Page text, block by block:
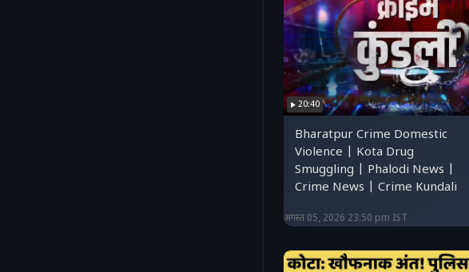
20:40
Bharatpur Crime Domestic
Violence | Kota Drug
Smuggling | Phalodi News |
Crime News | Crime Kundali
अगस्त 05, 2026 23:50 pm IST